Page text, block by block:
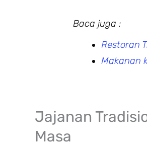
Baca juga :
Restoran
Makanan
Jajanan
Masa